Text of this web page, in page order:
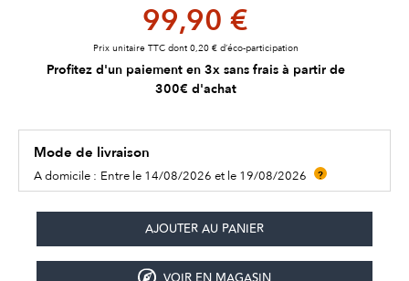
99,90 €
Prix unitaire TTC dont 0,20 € d’éco-participation
Profitez d'un paiement en 3x sans frais à partir de
300€ d'achat
Mode de livraison
A domicile : Entre le 14/08/2026 et le 19/08/2026 ?